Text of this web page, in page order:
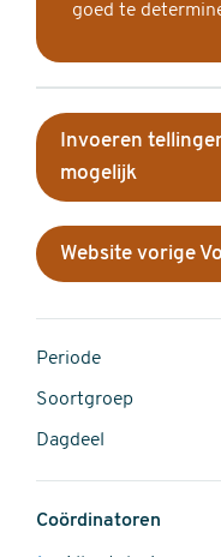
goed te
Invoeren
mogelijk
Website vorige
Periode
Soortgroep
Dagdeel
Coördinatoren